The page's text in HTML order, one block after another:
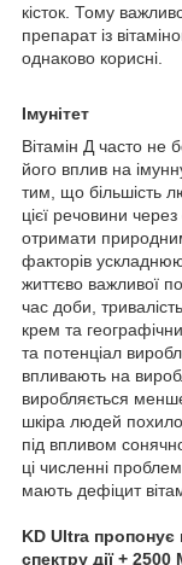
кісток. Тому
препарат із
однаково корисні.
Імунітет
Вітамін Д часто не
його вплив на
тим, що більшість
цієї речовини
отримати
факторів
життєво важливої
час доби,
крем та
та потенціал
впливають на
виробляється менше
шкіра людей
під впливом
ці численні
мають дефіцит
KD Ultra пропонує
спектру дії +